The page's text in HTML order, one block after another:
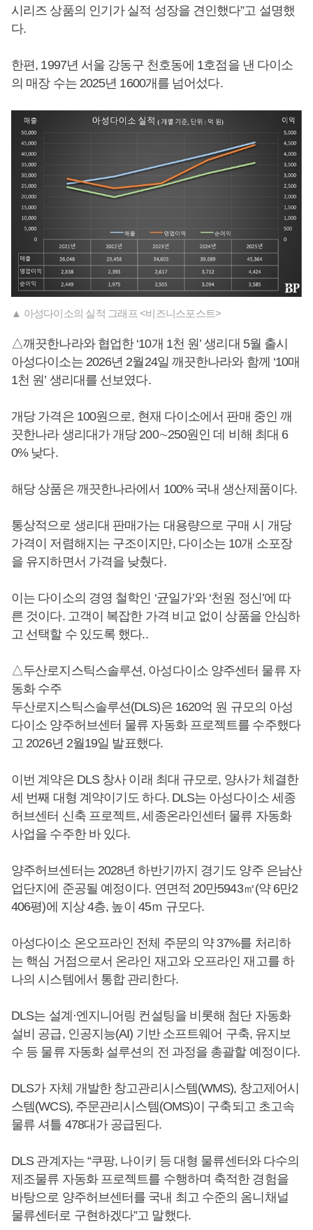
시리즈 상품의 인기가 실적 성장을 견인했다”고 설명했
다.
한편, 1997년 서울 강동구 천호동에 1호점을 낸 다이소
의 매장 수는 2025년 1600개를 넘어섰다.
▲ 아성다이소의 실적 그래프 <비즈니스포스트>
△깨끗한나라와 협업한 ‘10개 1천 원’ 생리대 5월 출시
아성다이소는 2026년 2월24일 깨끗한나라와 함께 ‘10매
1천 원’ 생리대를 선보였다.
개당 가격은 100원으로, 현재 다이소에서 판매 중인 깨
끗한나라 생리대가 개당 200∼250원인 데 비해 최대 6
0% 낮다.
해당 상품은 깨끗한나라에서 100% 국내 생산제품이다.
통상적으로 생리대 판매가는 대용량으로 구매 시 개당
가격이 저렴해지는 구조이지만, 다이소는 10개 소포장
을 유지하면서 가격을 낮췄다.
이는 다이소의 경영 철학인 ‘균일가’와 ‘천원 정신’에 따
른 것이다. 고객이 복잡한 가격 비교 없이 상품을 안심하
고 선택할 수 있도록 했다..
△두산로지스틱스솔루션, 아성다이소 양주센터 물류 자
동화 수주
두산로지스틱스솔루션(DLS)은 1620억 원 규모의 아성
다이소 양주허브센터 물류 자동화 프로젝트를 수주했다
고 2026년 2월19일 발표했다.
이번 계약은 DLS 창사 이래 최대 규모로, 양사가 체결한
세 번째 대형 계약이기도 하다. DLS는 아성다이소 세종
허브센터 신축 프로젝트, 세종온라인센터 물류 자동화
사업을 수주한 바 있다.
양주허브센터는 2028년 하반기까지 경기도 양주 은남산
업단지에 준공될 예정이다. 연면적 20만5943㎡(약 6만2
406평)에 지상 4층, 높이 45ｍ 규모다.
아성다이소 온오프라인 전체 주문의 약 37%를 처리하
는 핵심 거점으로서 온라인 재고와 오프라인 재고를 하
나의 시스템에서 통합 관리한다.
DLS는 설계·엔지니어링 컨설팅을 비롯해 첨단 자동화
설비 공급, 인공지능(AI) 기반 소프트웨어 구축, 유지보
수 등 물류 자동화 설루션의 전 과정을 총괄할 예정이다.
DLS가 자체 개발한 창고관리시스템(WMS), 창고제어시
스템(WCS), 주문관리시스템(OMS)이 구축되고 초고속
물류 셔틀 478대가 공급된다.
DLS 관계자는 “쿠팡, 나이키 등 대형 물류센터와 다수의
제조물류 자동화 프로젝트를 수행하며 축적한 경험을
바탕으로 양주허브센터를 국내 최고 수준의 옴니채널
물류센터로 구현하겠다”고 말했다.